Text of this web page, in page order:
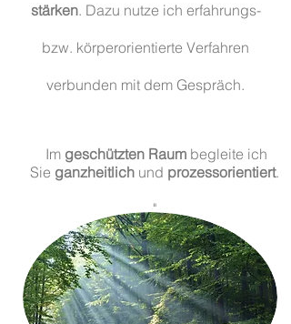
stärken. Dazu nutze ich erfahrungs-
bzw. körperorientierte Verfahren
verbunden mit dem Gespräch.
Im geschützten Raum begleite ich
Sie ganzheitlich und prozessorientiert.
"